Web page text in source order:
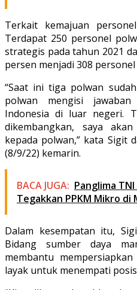
Terkait kemajuan
Terdapat 250 personel
strategis pada tahun 2021
persen menjadi 308
“Saat ini tiga polwan
polwan mengisi
Indonesia di luar negeri.
dikembangkan, saya
kepada polwan,” kata Sigit
(8/9/22) kemarin.
BACA JUGA: Panglima
Tegakkan PPKM Mikro di
Dalam kesempatan itu,
Bidang sumber daya
membantu
layak untuk menempati